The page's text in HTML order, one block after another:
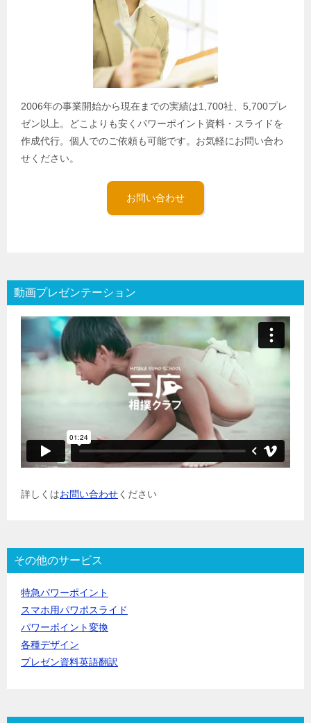
2006年の事業開始から現在までの実績は1,700社、5,700プレ
ゼン以上。どこよりも安くパワーポイント資料・スライドを
作成代行。個人でのご依頼も可能です。お気軽にお問い合わ
せください。
お問い合わせ
動画プレゼンテーション
詳しくはお問い合わせください
その他のサービス
特急パワーポイント
スマホ用パワポスライド
パワーポイント変換
各種デザイン
プレゼン資料英語翻訳